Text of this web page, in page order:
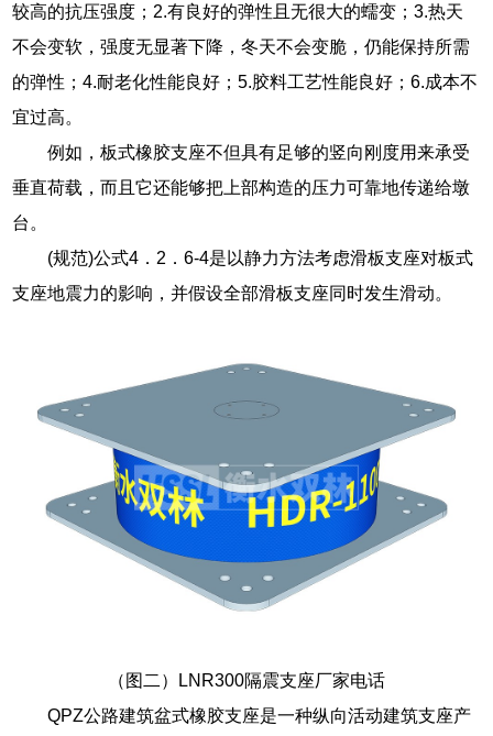
较高的抗压强度；2.有良好的弹性且无很大的蠕变；3.热天
不会变软，强度无显著下降，冬天不会变脆，仍能保持所需
的弹性；4.耐老化性能良好；5.胶料工艺性能良好；6.成本不
宜过高。
例如，板式橡胶支座不但具有足够的竖向刚度用来承受
垂直荷载，而且它还能够把上部构造的压力可靠地传递给墩
台。
(规范)公式4．2．6-4是以静力方法考虑滑板支座对板式
支座地震力的影响，并假设全部滑板支座同时发生滑动。
（图二）LNR300隔震支座厂家电话
QPZ公路建筑盆式橡胶支座是一种纵向活动建筑支座产